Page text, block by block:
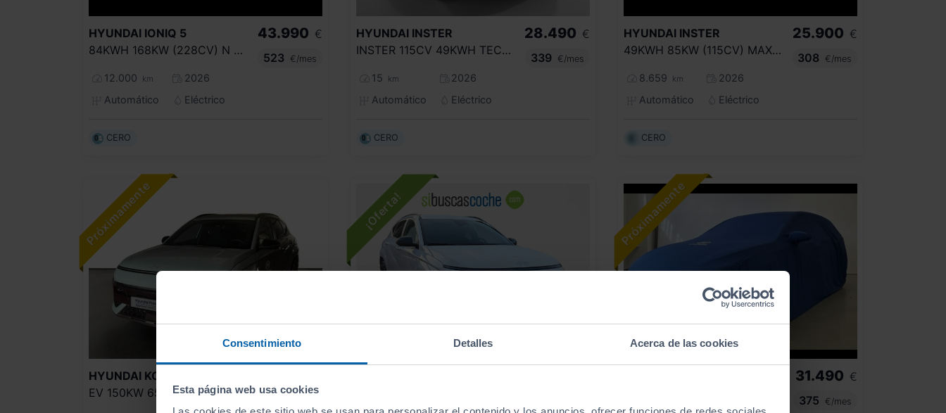
Consentimiento Detalles Acerca de las cookies
Esta página web usa cookies
HYUNDAI IONIQ 5
84KWH 168KW (228CV) N LINE RWD
12.000 km
2026
Automático
Eléctrico
43.990 €
523
€/mes
CERO
HYUNDAI INSTER
INSTER 115CV 49KWH TECNO
15 km
2026
Automático
Eléctrico
28.490 €
339
€/mes
CERO
HYUNDAI INSTER
49KWH 85KW (115CV) MAXX CROSS
8.659 km
2026
Automático
Eléctrico
25.900 €
308
€/mes
CERO
HYUNDAI KONA
EV 150KW 65KWH N LINE
31.490 €
375
€/mes